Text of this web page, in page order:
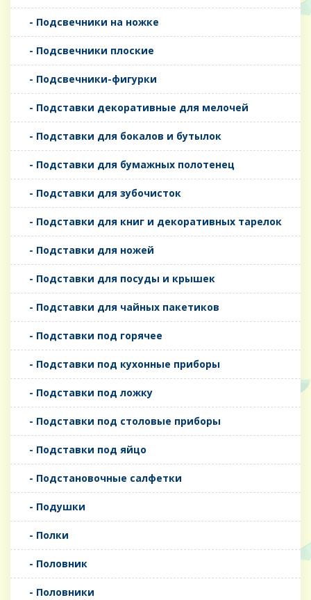
- Подсвечники на ножке
- Подсвечники плоские
- Подсвечники-фигурки
- Подставки декоративные для мелочей
- Подставки для бокалов и бутылок
- Подставки для бумажных полотенец
- Подставки для зубочисток
- Подставки для книг и декоративных тарелок
- Подставки для ножей
- Подставки для посуды и крышек
- Подставки для чайных пакетиков
- Подставки под горячее
- Подставки под кухонные приборы
- Подставки под ложку
- Подставки под столовые приборы
- Подставки под яйцо
- Подстановочные салфетки
- Подушки
- Полки
- Половник
- Половники